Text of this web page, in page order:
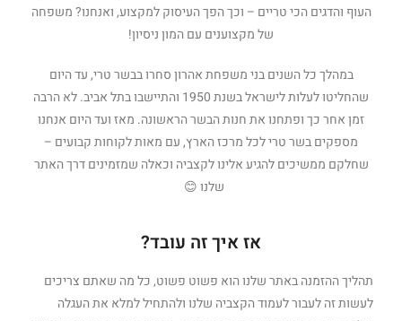
העוף והדגים הכי טריים – וכך הפך העיסוק למקצוע, ואנחנו? משפחה
של מקצוענים עם המון ניסיון!
במהלך כל השנים בני משפחת אהרון סחרו בבשר טרי, עד היום
שהחליטו לעלות לישראל בשנת 1950 והתיישבו בתל אביב. לא הרבה
זמן אחר כך ופתחנו את חנות הבשר הראשונה. מאז ועד היום אנחנו
מספקים בשר טרי לכל מרכז הארץ, עם מאות לקוחות קבועים –
שחלקם ממשיכים להגיע אלינו לקצביה וכאלה שמזמינים דרך האתר
שלנו 😊
אז איך זה עובד?
תהליך ההזמנה באתר שלנו הוא פשוט פשוט, כל מה שאתם צריכים
לעשות זה לעבור לעמוד הקצביה שלנו ולהתחיל למלא את העגלה